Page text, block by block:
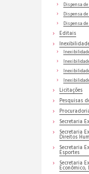
Dispensa
Dispensa
Dispensa
Editais
Licitações
Pesquisas
Secretaria
Secretaria
Direitos
Secretaria
Esportes
Secretaria
Econômico,